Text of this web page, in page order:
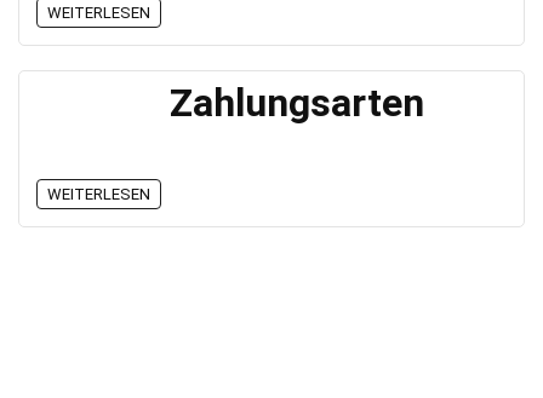
WEITERLESEN
Zahlungsarten
WEITERLESEN